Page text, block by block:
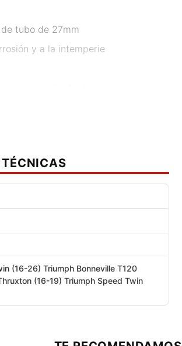
tubo de 27mm
y a la intemperie
de anclaje de fábrica
(16-26) Triumph Bonneville T120
(16-19) Triumph Speed Twin